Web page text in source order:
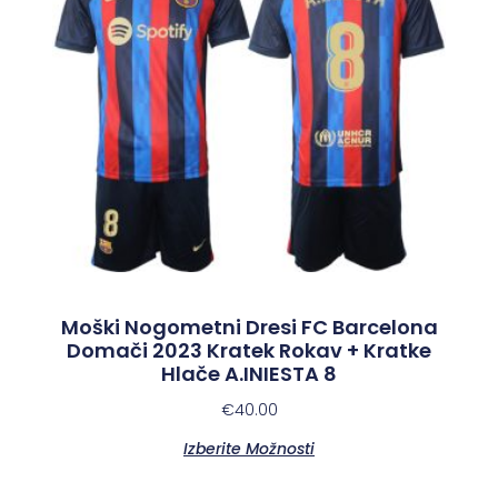
Moški Nogometni Dresi FC Barcelona
Domači 2023 Kratek Rokav + Kratke
Hlače A.INIESTA 8
€40.00
Izberite Možnosti